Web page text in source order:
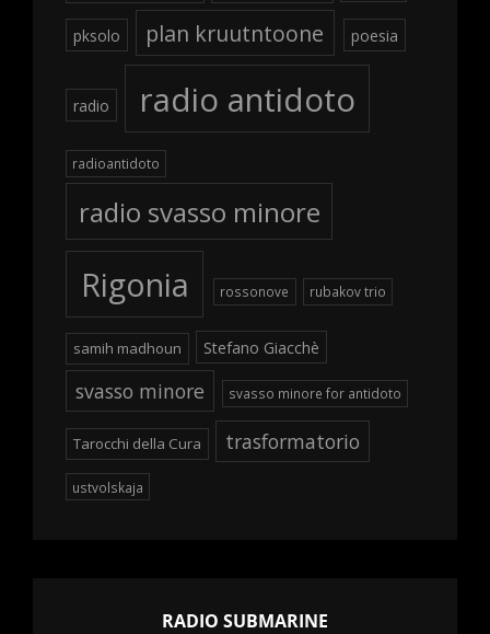
pksolo plan kruutntoone poesia
radio radio antidoto
radioantidoto
radio svasso minore
Rigonia rossonove rubakov trio
samih madhoun Stefano Giacchè
svasso minore svasso minore for antidoto
Tarocchi della Cura trasformatorio
ustvolskaja
RADIO SUBMARINE